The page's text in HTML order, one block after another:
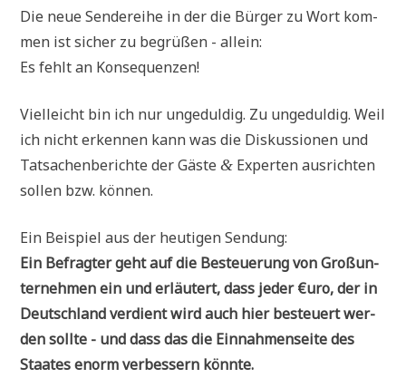
Die neue Sen­de­rei­he in der die Bür­ger zu Wort kom­
men ist sicher zu begrü­ßen - allein:
Es fehlt an Konsequenzen!
Viel­leicht bin ich nur unge­dul­dig. Zu unge­dul­dig. Weil
ich nicht erken­nen kann was die Dis­kus­sio­nen und
Tat­sa­chen­be­rich­te der Gäste& Exper­ten aus­rich­ten
sol­len bzw. können.
Ein Bei­spiel aus der heu­ti­gen Sendung:
Ein Befrag­ter geht auf die Besteue­rung von Groß­un­
ter­neh­men ein und erläu­tert, dass jeder €uro, der in
Deutsch­land ver­dient wird auch hier besteu­ert wer­
den soll­te - und dass das die Ein­nah­men­sei­te des
Staa­tes enorm ver­bes­sern könnte.